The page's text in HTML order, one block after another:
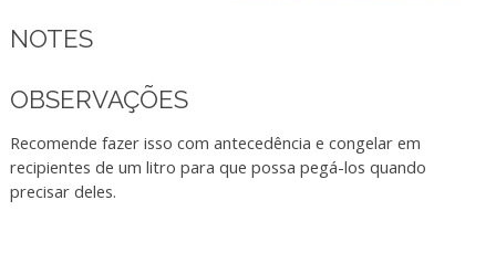
NOTES
OBSERVAÇÕES
Recomende fazer isso com antecedência e congelar em
recipientes de um litro para que possa pegá-los quando
precisar deles.